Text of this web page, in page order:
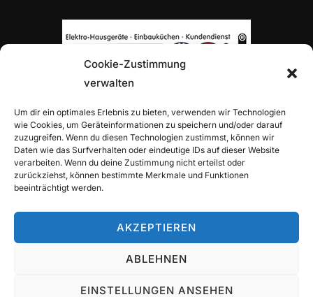
Cookie-Zustimmung
verwalten
Um dir ein optimales Erlebnis zu bieten, verwenden wir Technologien
wie Cookies, um Geräteinformationen zu speichern und/oder darauf
zuzugreifen. Wenn du diesen Technologien zustimmst, können wir
Daten wie das Surfverhalten oder eindeutige IDs auf dieser Website
verarbeiten. Wenn du deine Zustimmung nicht erteilst oder
zurückziehst, können bestimmte Merkmale und Funktionen
beeinträchtigt werden.
AKZEPTIEREN
ABLEHNEN
EINSTELLUNGEN ANSEHEN
TOP-PARTNER ALLIANZ-GENERALVERTRETUNG
ALEXANDER TRITZ
Copyright © 2026 TuS Wettbergen Tennis